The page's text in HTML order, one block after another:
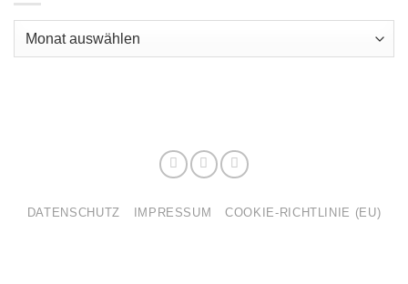
Archiv
DATENSCHUTZ IMPRESSUM COOKIE-RICHTLINIE (EU)